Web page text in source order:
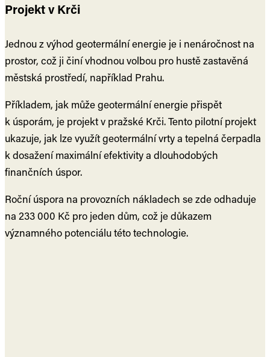
Projekt v Krči
Jednou z výhod geotermální energie je i nenáročnost na
prostor, což ji činí vhodnou volbou pro hustě zastavěná
městská prostředí, například Prahu.
Příkladem, jak může geotermální energie přispět
k úsporám, je projekt v pražské Krči. Tento pilotní projekt
ukazuje, jak lze využít geotermální vrty a tepelná čerpadla
k dosažení maximální efektivity a dlouhodobých
finančních úspor.
Roční úspora na provozních nákladech se zde odhaduje
na 233 000 Kč pro jeden dům, což je důkazem
významného potenciálu této technologie.